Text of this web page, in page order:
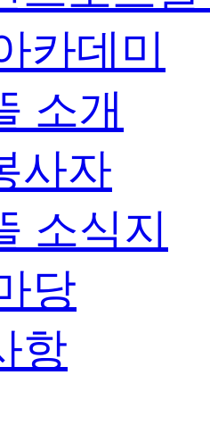
카데미
소개
사자
소식지
당
항